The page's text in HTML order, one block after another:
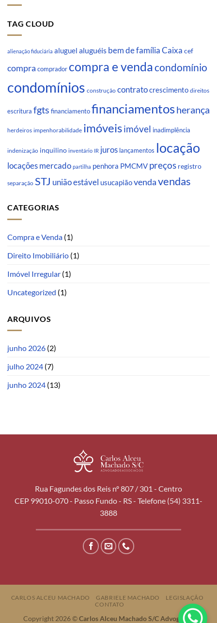
TAG CLOUD
alienação fiduciária aluguel aluguéis bem de família Caixa cef
compra comprador compra e vendacondomínio
condomínios construção contratocrescimento direitos
escritura fgts financiamentofinanciamentosherança
herdeiros impenhorabilidade imóveisimóvel inadimplência
indenização inquilino inventário IR juros lançamentos locação
locações mercado partilha penhora PMCMV preços registro
separação STJ união estável usucapiãovendavendas
CATEGORIAS
Compra e Venda (1)
Direito Imobiliário (1)
Imóvel Irregular (1)
Uncategorized (1)
ARQUIVOS
junho 2026 (2)
julho 2024 (7)
junho 2024 (13)
Rua Fagundes dos Reis nº 807 / 301 - Centro
CEP 99010-070 - Passo Fundo - RS - Telefone (54) 3311-
3888
CARLOS ALCEU MACHADO GABRIELE MACHADO
LEGISLAÇÃO
CONTATO
Copyright 2026 ©Carlos Alceu Machado S/C Advogados